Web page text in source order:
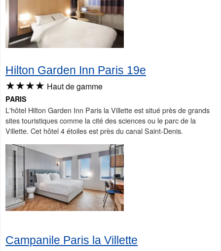
Hilton Garden Inn Paris 19e
★★★★ Haut de gamme
PARIS
L'hôtel Hilton Garden Inn Paris la Villette est situé près de grands
sites touristiques comme la cité des sciences ou le parc de la
Villette. Cet hôtel 4 étoiles est près du canal Saint-Denis.
Campanile Paris la Villette